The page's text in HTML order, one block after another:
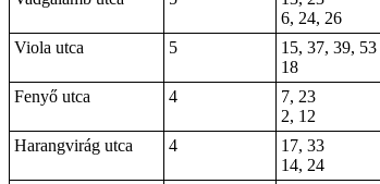
6, 24, 26
Viola utca
5
15, 37, 39, 53
18
Fenyő utca
4
7, 23
2, 12
Harangvirág utca
4
17, 33
14, 24